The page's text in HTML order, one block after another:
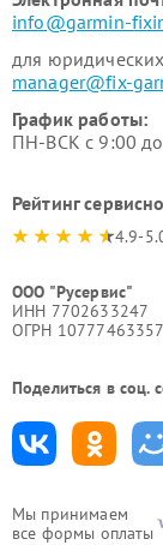
Мы принимаем
все формы оплаты
info@garmin-
для
manager@fix-
График работы:
ПН-ВСК с 9:00
Рейтинг
4.9-
ООО "Русервис"
ИНН 7702633247
ОГРН
Поделиться в соц.